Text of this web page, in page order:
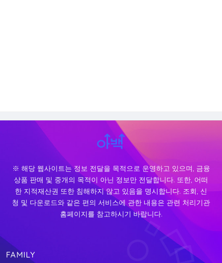
※ 해당 웹사이트는 정보 전달을 목적으로 운영하고 있으며, 금융
상품 판매 및 중개의 목적이 아닌 정보만 전달합니다. 또한, 어떠
한 지적재산권 또한 침해하지 않고 있음을 명시합니다. 조회, 신
청 및 다운로드와 같은 편의 서비스에 관한 내용은 관련 처리기관
홈페이지를 참고하시기 바랍니다.
FAMILY